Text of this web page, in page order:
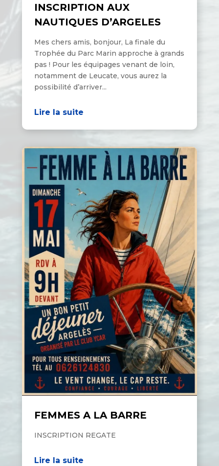
INSCRIPTION AUX
NAUTIQUES D’ARGELES
Mes chers amis, bonjour, La finale du
Trophée du Parc Marin approche à grands
pas ! Pour les équipages venant de loin,
notamment de Leucate, vous aurez la
possibilité d’arriver...
Lire la suite
FEMMES A LA BARRE
INSCRIPTION REGATE
Lire la suite